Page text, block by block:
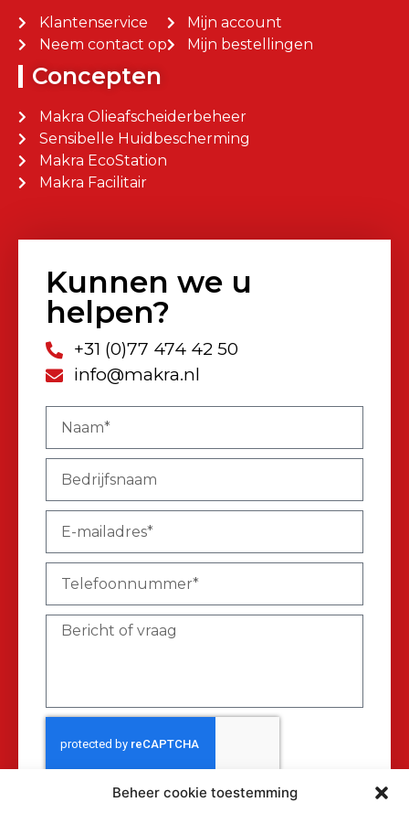
Beheer cookie toestemming
Klantenservice
Neem contact op
Mijn account
Mijn bestellingen
Concepten
Makra Olieafscheiderbeheer
Sensibelle Huidbescherming
Makra EcoStation
Makra Facilitair
Kunnen we u
helpen?
+31 (0)77 474 42 50
info@makra.nl
Verzenden